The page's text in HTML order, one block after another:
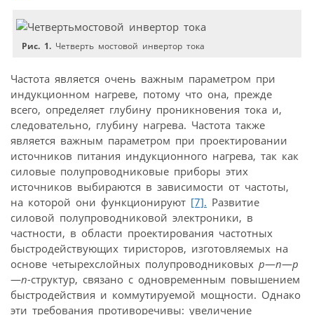
Рис. 1. Четверть мостовой инвертор тока
Частота является очень важным параметром при
индукционном нагреве, потому что она, прежде
всего, определяет глубину проникновения тока и,
следовательно, глубину нагрева. Частота также
является важным параметром при проектировании
источников питания индукционного нагрева, так как
силовые полупроводниковые приборы этих
источников выбираются в зависимости от частоты,
на которой они функционируют [7]. Развитие
силовой полупроводниковой электроники, в
частности, в области проектирования частотных
быстродействующих тиристоров, изготовляемых на
основе четырехслойных полупроводниковых p—n—p
—n-структур, связано с одновременным повышением
быстродействия и коммутируемой мощности. Однако
эти требования противоречивы: увеличение